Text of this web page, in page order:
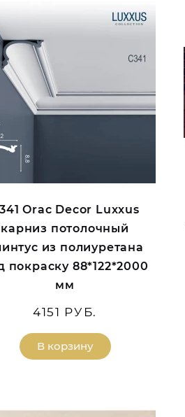
Orac Decor Luxxus
карниз потолочный
из полиуретана
покраску 88*122*2000
мм
4151 РУБ.
В корзину